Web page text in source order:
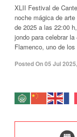
XLII Festival de
noche mágica de
de 2025 a las 22:00
jondo para celebrar
Flamenco, uno de
Posted On05 Jul 2025,